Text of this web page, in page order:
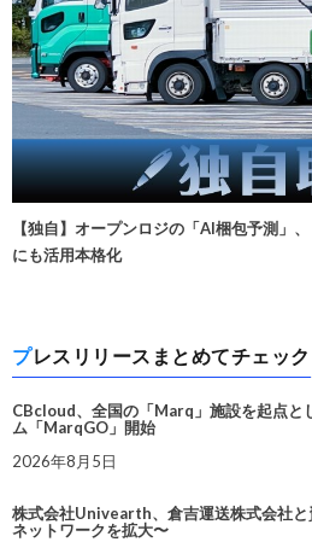
【独自】オープンロジの「AI梱包予測」
にも活用本格化
プレスリリースまとめてチェック
CBcloud、全国の「Marq」施設を起点と
ム「MarqGO」開始
2026年8月5日
株式会社Univearth、倉吉運送株式会社
ネットワークを拡大〜